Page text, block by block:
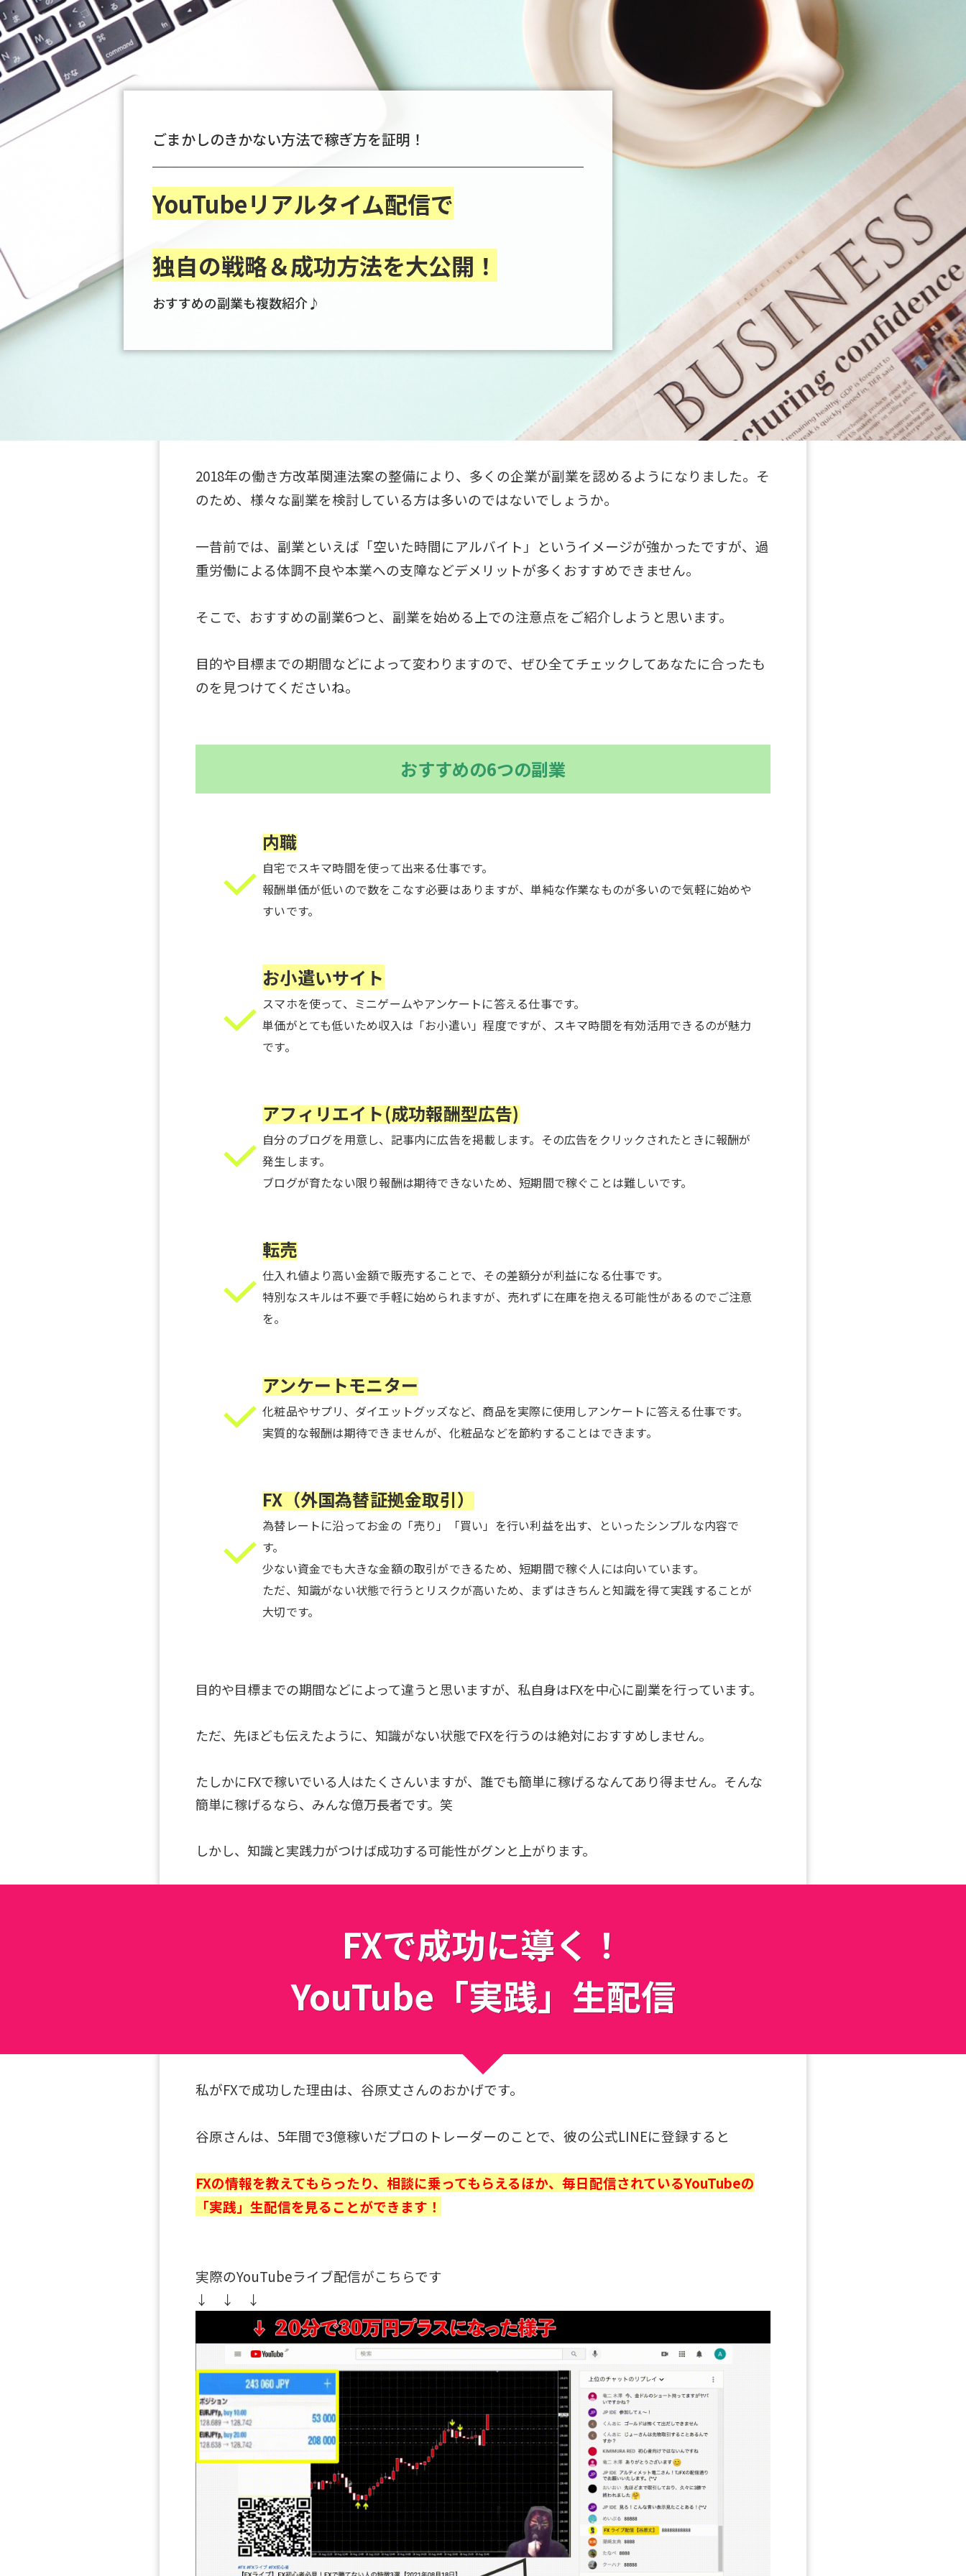
ごまかしのきかない方法で稼ぎ方を証明！
YouTubeリアルタイム配信で
独自の戦略＆成功方法を大公開！
おすすめの副業も複数紹介♪
2018年の働き方改革関連法案の整備により、多くの企業が副業を認めるようになりました。そ
のため、様々な副業を検討している方は多いのではないでしょうか。
一昔前では、副業といえば「空いた時間にアルバイト」というイメージが強かったですが、過
重労働による体調不良や本業への支障などデメリットが多くおすすめできません。
そこで、おすすめの副業6つと、副業を始める上での注意点をご紹介しようと思います。
目的や目標までの期間などによって変わりますので、ぜひ全てチェックしてあなたに合ったも
のを見つけてくださいね。
おすすめの6つの副業
内職
自宅でスキマ時間を使って出来る仕事です。
報酬単価が低いので数をこなす必要はありますが、単純な作業なものが多いので気軽に始めや
すいです。
お小遣いサイト
スマホを使って、 ミニゲームやアンケートに答える仕事です。
単価がとても低いため収入は「お小遣い」程度ですが、 スキマ時間を有効活用できるのが魅力
です。
アフィリエイト(成功報酬型広告)
自分のブログを用意し、記事内に広告を掲載します。 その広告をクリックされたときに報酬が
発生します。
ブログが育たない限り報酬は期待できないため、 短期間で稼ぐことは難しいです。
転売
仕入れ値より高い金額で販売することで、その差額分が利益になる仕事です。
特別なスキルは不要で手軽に始められますが、売れずに在庫を抱える可能性があるのでご注意
を。
アンケートモニター
化粧品やサプリ、ダイエットグッズなど、 商品を実際に使用しアンケートに答える仕事です。
実質的な報酬は期待できませんが、 化粧品などを節約することはできます。
FX（外国為替証拠金取引）
為替レートに沿ってお金の「売り」「買い」を行い利益を出す、 といったシンプルな内容で
す。
少ない資金でも大きな金額の取引ができるため、 短期間で稼ぐ人には向いています。
ただ、知識がない状態で行うとリスクが高いため、 まずはきちんと知識を得て実践することが
大切です。
目的や目標までの期間などによって違うと思いますが、私自身はFXを中心に副業を行っています。
ただ、先ほども伝えたように、知識がない状態でFXを行うのは絶対におすすめしません。
たしかにFXで稼いでいる人はたくさんいますが、誰でも簡単に稼げるなんてあり得ません。そんな
簡単に稼げるなら、みんな億万長者です。笑
しかし、知識と実践力がつけば成功する可能性がグンと上がります。
FXで成功に導く！
YouTube「実践」生配信
私がFXで成功した理由は、谷原丈さんのおかげです。
谷原さんは、5年間で3億稼いだプロのトレーダーのことで、彼の公式LINEに登録すると
FXの情報を教えてもらったり、相談に乗ってもらえるほか、 毎日配信されているYouTubeの
「実践」生配信を見ることができます！
実際のYouTubeライブ配信がこちらです
↓ ↓ ↓